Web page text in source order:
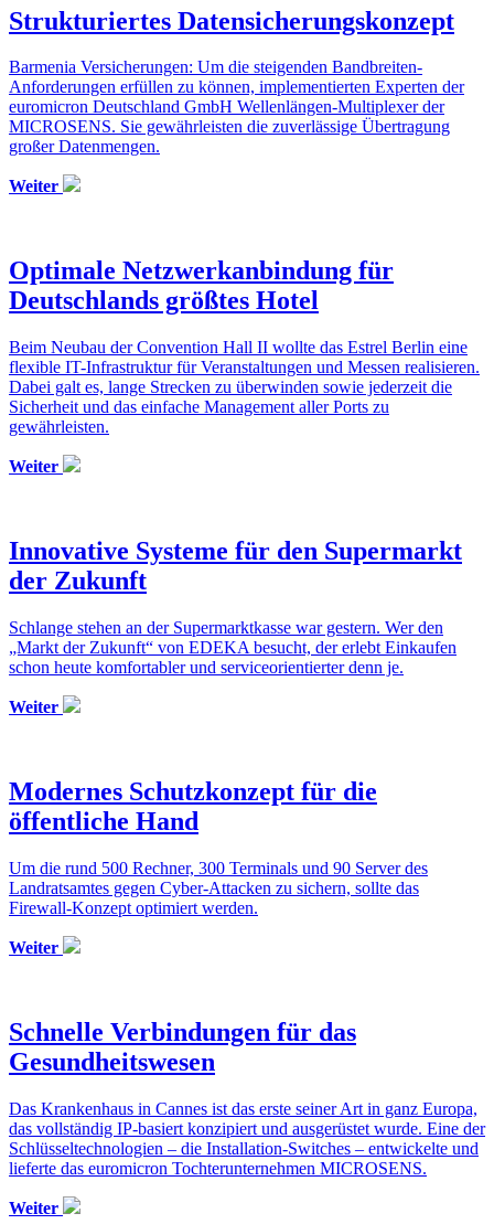
Strukturiertes Datensicherungskonzept
Barmenia Versicherungen: Um die steigenden Bandbreiten-
Anforderungen erfüllen zu können, implementierten Experten der
euromicron Deutschland GmbH Wellenlängen-Multiplexer der
MICROSENS. Sie gewährleisten die zuverlässige Übertragung
großer Datenmengen.
Weiter
Optimale Netzwerkanbindung für
Deutschlands größtes Hotel
Beim Neubau der Convention Hall II wollte das Estrel Berlin eine
flexible IT-Infrastruktur für Veranstaltungen und Messen realisieren.
Dabei galt es, lange Strecken zu überwinden sowie jederzeit die
Sicherheit und das einfache Management aller Ports zu
gewährleisten.
Weiter
Innovative Systeme für den Supermarkt
der Zukunft
Schlange stehen an der Supermarktkasse war gestern. Wer den
„Markt der Zukunft“ von EDEKA besucht, der erlebt Einkaufen
schon heute komfortabler und serviceorientierter denn je.
Weiter
Modernes Schutzkonzept für die
öffentliche Hand
Um die rund 500 Rechner, 300 Terminals und 90 Server des
Landratsamtes gegen Cyber-Attacken zu sichern, sollte das
Firewall-Konzept optimiert werden.
Weiter
Schnelle Verbindungen für das
Gesundheitswesen
Das Krankenhaus in Cannes ist das erste seiner Art in ganz Europa,
das vollständig IP-basiert konzipiert und ausgerüstet wurde. Eine der
Schlüsseltechnologien – die Installation-Switches – entwickelte und
lieferte das euromicron Tochterunternehmen MICROSENS.
Weiter